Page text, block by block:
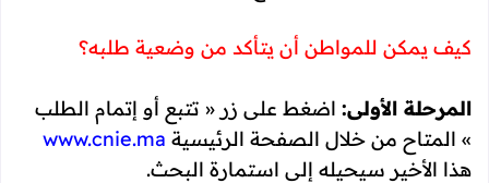
كيف يمكن للمواطن أن يتأكد من وضعية طلبه؟
المرحلة الأولى: اضغط على زر « تتبع أو إتمام الطلب
» المتاح من خلال الصفحة الرئيسية www.cnie.ma
هذا الأخير سيحيله إلى استمارة البحث.